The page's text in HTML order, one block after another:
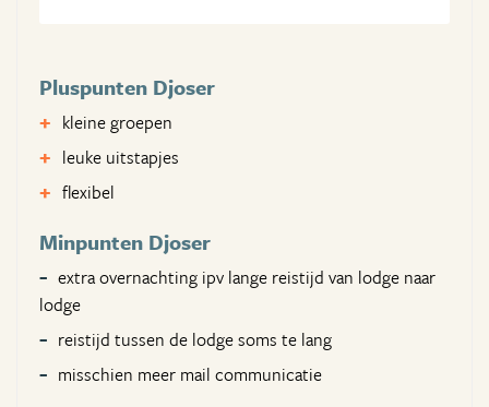
Pluspunten Djoser
kleine groepen
leuke uitstapjes
flexibel
Minpunten Djoser
extra overnachting ipv lange reistijd van lodge naar
lodge
reistijd tussen de lodge soms te lang
misschien meer mail communicatie